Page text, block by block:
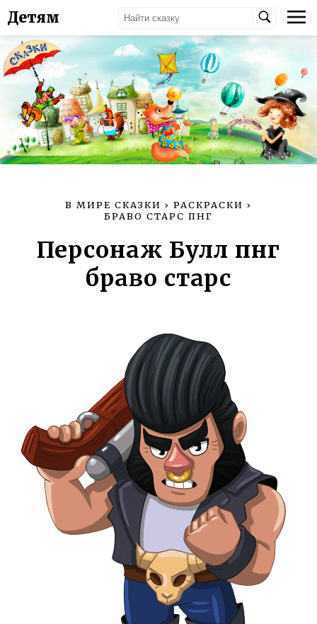
Детям
В МИРЕ СКАЗКИ › РАСКРАСКИ ›
БРАВО СТАРС ПНГ
Персонаж Булл пнг
браво старс